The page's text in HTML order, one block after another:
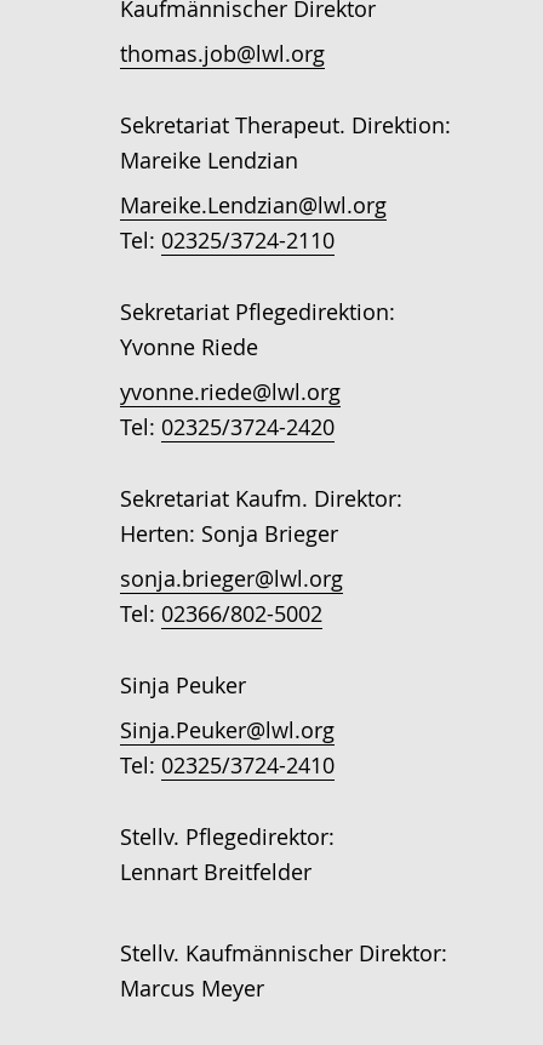
Kaufmännischer Direktor
thomas.job@lwl.org
Sekretariat Therapeut. Direktion:
Mareike Lendzian
Mareike.Lendzian@lwl.org
Tel: 02325/3724-2110
Sekretariat Pflegedirektion:
Yvonne Riede
yvonne.riede@lwl.org
Tel: 02325/3724-2420
Sekretariat Kaufm. Direktor:
Herten: Sonja Brieger
sonja.brieger@lwl.org
Tel: 02366/802-5002
Sinja Peuker
Sinja.Peuker@lwl.org
Tel: 02325/3724-2410
Stellv. Pflegedirektor:
Lennart Breitfelder
Stellv. Kaufmännischer Direktor:
Marcus Meyer